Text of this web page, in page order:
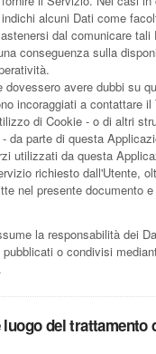
alcuni Dati come
dal comunicare tali
conseguenza sulla
dovessero avere dubbi su
incoraggiati a contattare il
di Cookie - o di altri
da parte di questa
utilizzati da questa
richiesto dall'Utente,
nel presente documento
la responsabilità dei
o condivisi
luogo del trattamento